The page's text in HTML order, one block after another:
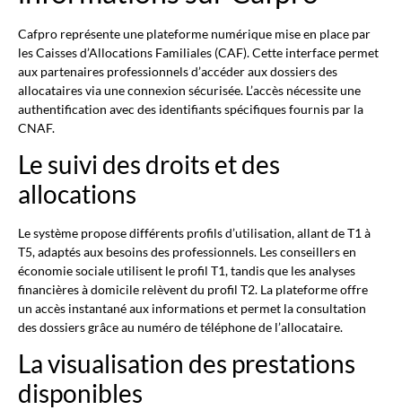
Cafpro représente une plateforme numérique mise en place par
les Caisses d’Allocations Familiales (CAF). Cette interface permet
aux partenaires professionnels d’accéder aux dossiers des
allocataires via une connexion sécurisée. L’accès nécessite une
authentification avec des identifiants spécifiques fournis par la
CNAF.
Le suivi des droits et des
allocations
Le système propose différents profils d’utilisation, allant de T1 à
T5, adaptés aux besoins des professionnels. Les conseillers en
économie sociale utilisent le profil T1, tandis que les analyses
financières à domicile relèvent du profil T2. La plateforme offre
un accès instantané aux informations et permet la consultation
des dossiers grâce au numéro de téléphone de l’allocataire.
La visualisation des prestations
disponibles